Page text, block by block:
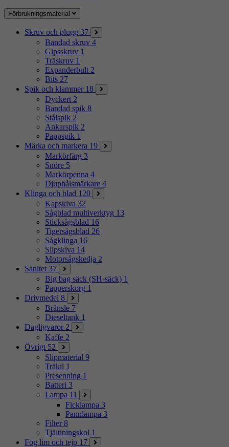
Förbrukningsmaterial
Skruv och plugg 37
Bandad skruv 4
Gipsskruv 1
Träskruv 1
Expanderbult 2
Bits 27
Spik och klammer 18
Dyckert 2
Bandad spik 8
Stålspik 2
Ankarspik 2
Pappspik 1
Märka och markera 19
Markörfärg 3
Snöre 5
Markörpenna 4
Djuphålsmärkare 4
Klinga och blad 120
Kapskiva 32
Sågblad multiverktyg 13
Sticksågsblad 16
Tigersågsblad 26
Sågklinga 16
Slipskiva 14
Motorsågskedja 2
Sanitet 37
Big bag säck (SH-säck) 1
Papperskorg 1
Drivmedel 8
Bränsle 7
Dieseltank 1
Dagligvaror 2
Kaffe 2
Övrigt 52
Slipmaterial 9
Träkil 1
Presenning 1
Batteri 3
Lampa 11
Ficklampa 3
Pannlampa 3
Filter 8
Tjältiningskol 1
Fog lim och tejp 17